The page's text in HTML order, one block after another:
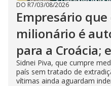
DO R7/03/08/2026
Empresário
milionário é
para a Croácia;
Sidnei Piva, que cumpre
país sem tratado de
vítimas ainda aguardam